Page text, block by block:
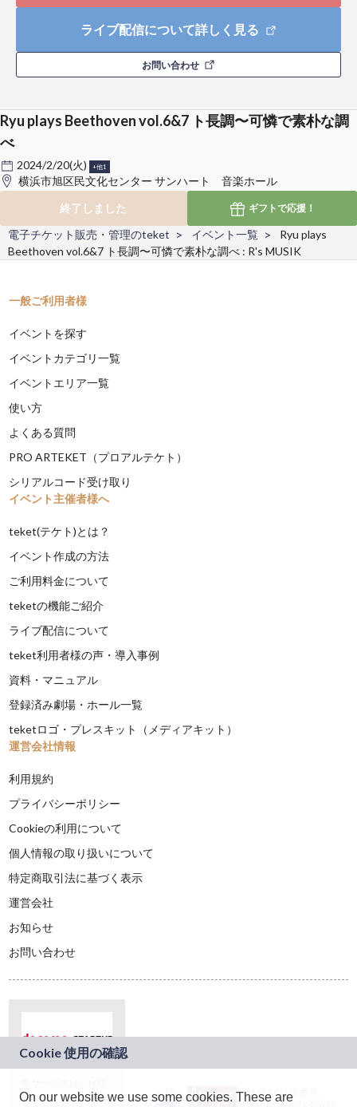
ライブ配信について詳しく見る
お問い合わせ
Ryu plays Beethoven vol.6&7 ト長調〜可憐で素朴な調
べ
2024/2/20(火) +他1
横浜市旭区民文化センター サンハート 音楽ホール
終了しました
ギフトで応援！
電子チケット販売・管理のteket イベント一覧
Ryu plays
Beethoven vol.6&7 ト長調〜可憐で素朴な調べ : R's MUSIK
一般ご利用者様
イベントを探す
イベントカテゴリ一覧
イベントエリア一覧
使い方
よくある質問
PRO ARTEKET（プロアルテケト）
シリアルコード受け取り
イベント主催者様へ
teket(テケト)とは？
イベント作成の方法
ご利用料金について
teketの機能ご紹介
ライブ配信について
teket利用者様の声・導入事例
資料・マニュアル
登録済み劇場・ホール一覧
teketロゴ・プレスキット（メディアキット）
運営会社情報
利用規約
プライバシーポリシー
Cookieの利用について
個人情報の取り扱いについて
特定商取引法に基づく表示
運営会社
お知らせ
お問い合わせ
ドコモグループの新
JASRAC許諾番号：
9024936001Y45037
On our website we use some cookies. These are